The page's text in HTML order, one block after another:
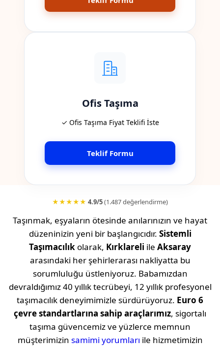
Ofis Taşıma
✓ Ofis Taşıma Fiyat Teklifi İste
Teklif Formu
★★★★★ 4.9/5(1.487 değerlendirme)
Taşınmak, eşyaların ötesinde anılarınızın ve hayat
düzeninizin yeni bir başlangıcıdır. Sistemli
Taşımacılık olarak, Kırklareli ile Aksaray
arasındaki her şehirlerarası nakliyatta bu
sorumluluğu üstleniyoruz. Babamızdan
devraldığımız 40 yıllık tecrübeyi, 12 yıllık profesyonel
taşımacılık deneyimimizle sürdürüyoruz. Euro 6
çevre standartlarına sahip araçlarımız, sigortalı
taşıma güvencemiz ve yüzlerce memnun
müşterimizin samimi yorumları ile hizmetimizin